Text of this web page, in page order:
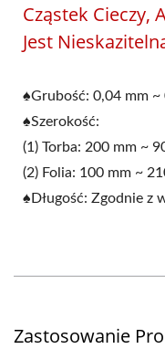
Cząstek Cieczy,
Jest
♠Grubość: 0,04 mm ~
♠Szerokość:
(1) Torba: 200 mm ~
(2) Folia: 100 mm ~
♠Długość: Zgodnie z
Zastosowanie